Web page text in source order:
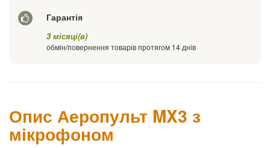
Гарантія
3 місяці(в)
обмін/повернення товарів протягом 14 днів
Опис Аеропульт MX3 з
мікрофоном